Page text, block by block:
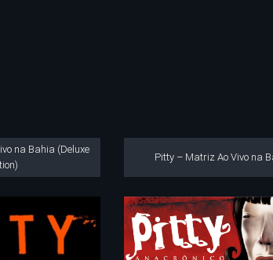
na Bahia (Deluxe
Pitty – Matriz Ao Vivo na